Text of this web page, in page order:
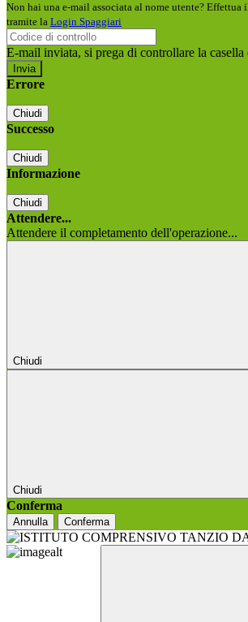
Non hai una e-mail associata al nome utente? Effettua
tramite la Login Spaggiari
E-mail inviata, si prega di controllare la casella
Errore
Chiudi
Successo
Chiudi
Informazione
Chiudi
Attendere...
Attendere il completamento dell'operazione...
Chiudi
Chiudi
Conferma
Annulla Conferma